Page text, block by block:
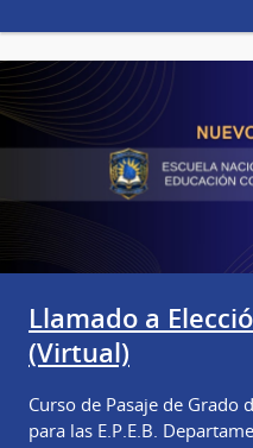
Llamado a
(Virtual)
Curso de Pasaje de Grado
para las E.P.E.B.